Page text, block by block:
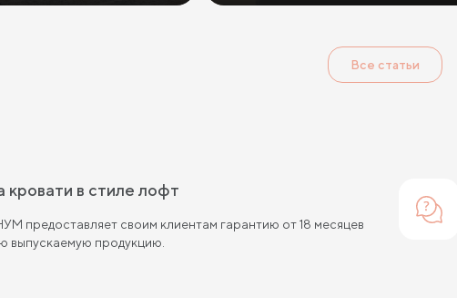
Все статьи
кровати в стиле лофт
предоставляет своим клиентам гарантию от 18 месяцев
выпускаемую продукцию.